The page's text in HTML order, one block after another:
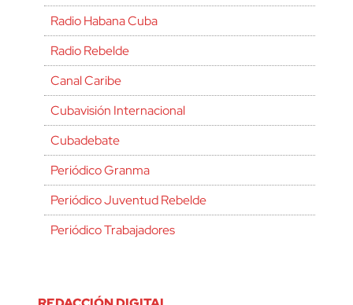
Radio Habana Cuba
Radio Rebelde
Canal Caribe
Cubavisión Internacional
Cubadebate
Periódico Granma
Periódico Juventud Rebelde
Periódico Trabajadores